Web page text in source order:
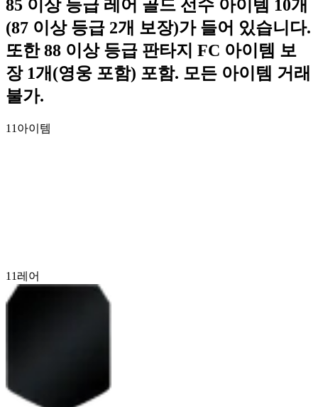
85 이상 등급 레어 골드 선수 아이템 10개
(87 이상 등급 2개 보장)가 들어 있습니다.
또한 88 이상 등급 판타지 FC 아이템 보
장 1개(영웅 포함) 포함. 모든 아이템 거래
불가.
11 아이템
11 레어